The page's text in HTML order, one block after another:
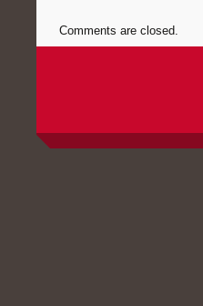
Comments are closed.